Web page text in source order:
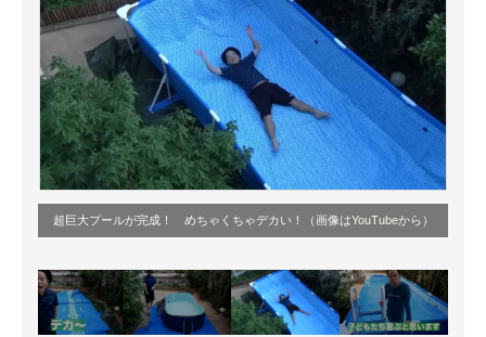
超巨大プールが完成！ めちゃくちゃデカい！（画像はYouTubeから）